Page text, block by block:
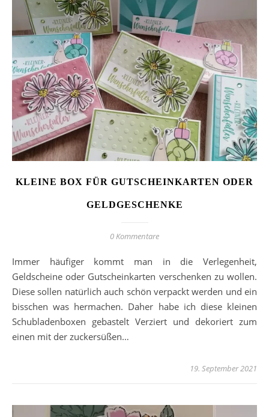
KLEINE BOX FÜR GUTSCHEINKARTEN ODER
GELDGESCHENKE
0 Kommentare
Immer häufiger kommt man in die Verlegenheit,
Geldscheine oder Gutscheinkarten verschenken zu wollen.
Diese sollen natürlich auch schön verpackt werden und ein
bisschen was hermachen. Daher habe ich diese kleinen
Schubladenboxen gebastelt Verziert und dekoriert zum
einen mit der zuckersüßen…
19. September 2021